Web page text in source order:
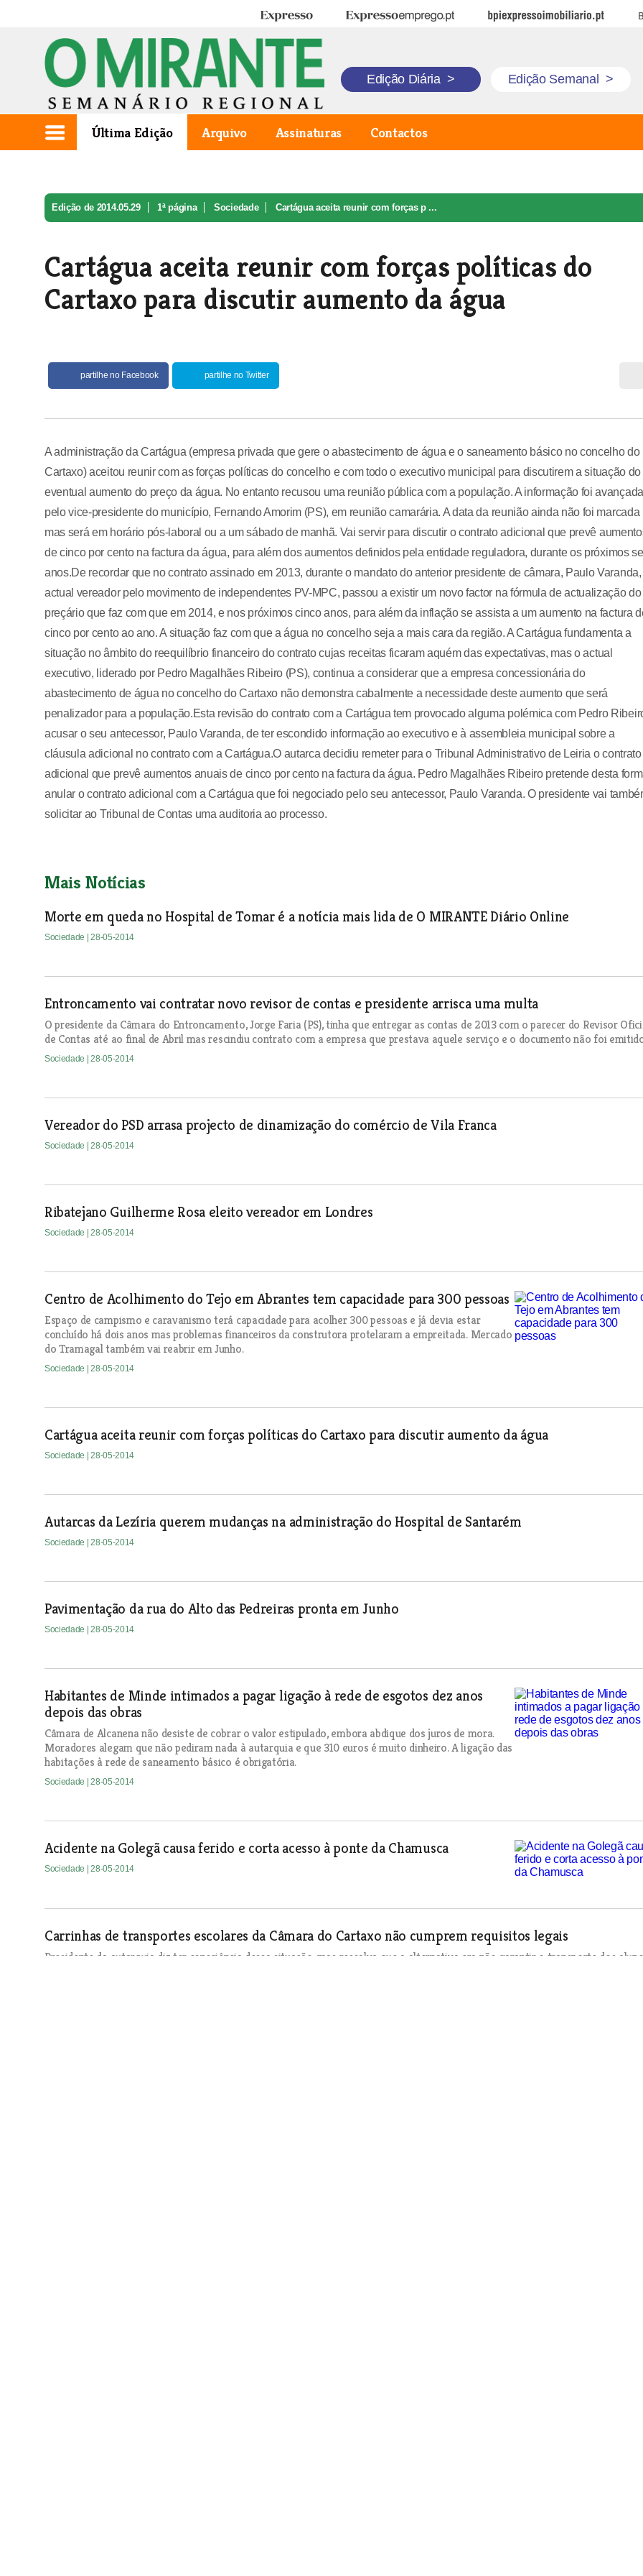
Expresso Expresso Emprego BPI Expresso Imobiliário
Edição Diária > Edição Semanal >
Última Edição Arquivo Assinaturas Contactos
Edição de 2014.05.29 1ª página Sociedade Cartágua aceita reunir com forças p ...
Cartágua aceita reunir com forças políticas do
Cartaxo para discutir aumento da água
partilhe no Facebook partilhe no Twitter
A administração da Cartágua (empresa privada que gere o abastecimento de água e o saneamento básico no concelho do
Cartaxo) aceitou reunir com as forças políticas do concelho e com todo o executivo municipal para discutirem a situação do
eventual aumento do preço da água. No entanto recusou uma reunião pública com a população. A informação foi avançada
pelo vice-presidente do município, Fernando Amorim (PS), em reunião camarária. A data da reunião ainda não foi marcada
mas será em horário pós-laboral ou a um sábado de manhã. Vai servir para discutir o contrato adicional que prevê
de cinco por cento na factura da água, para além dos aumentos definidos pela entidade reguladora, durante os próximos
anos.De recordar que no contrato assinado em 2013, durante o mandato do anterior presidente de câmara, Paulo Varanda,
actual vereador pelo movimento de independentes PV-MPC, passou a existir um novo factor na fórmula de actualização do
preçário que faz com que em 2014, e nos próximos cinco anos, para além da inflação se assista a um aumento na factura
cinco por cento ao ano. A situação faz com que a água no concelho seja a mais cara da região. A Cartágua fundamenta a
situação no âmbito do reequilíbrio financeiro do contrato cujas receitas ficaram aquém das expectativas, mas o actual
executivo, liderado por Pedro Magalhães Ribeiro (PS), continua a considerar que a empresa concessionária do
abastecimento de água no concelho do Cartaxo não demonstra cabalmente a necessidade deste aumento que será
penalizador para a população.Esta revisão do contrato com a Cartágua tem provocado alguma polémica com Pedro
acusar o seu antecessor, Paulo Varanda, de ter escondido informação ao executivo e à assembleia municipal sobre a
cláusula adicional no contrato com a Cartágua.O autarca decidiu remeter para o Tribunal Administrativo de Leiria o contrato
adicional que prevê aumentos anuais de cinco por cento na factura da água. Pedro Magalhães Ribeiro pretende desta
anular o contrato adicional com a Cartágua que foi negociado pelo seu antecessor, Paulo Varanda. O presidente vai
solicitar ao Tribunal de Contas uma auditoria ao processo.
Mais Notícias
Morte em queda no Hospital de Tomar é a notícia mais lida de O MIRANTE Diário Online
Sociedade | 28-05-2014
Entroncamento vai contratar novo revisor de contas e presidente arrisca uma multa
O presidente da Câmara do Entroncamento, Jorge Faria (PS), tinha que entregar as contas de 2013 com o parecer do Revisor
de Contas até ao final de Abril mas rescindiu contrato com a empresa que prestava aquele serviço e o documento não foi
Sociedade | 28-05-2014
Vereador do PSD arrasa projecto de dinamização do comércio de Vila Franca
Sociedade | 28-05-2014
Ribatejano Guilherme Rosa eleito vereador em Londres
Sociedade | 28-05-2014
Centro de Acolhimento do Tejo em Abrantes tem capacidade para 300 pessoas
Espaço de campismo e caravanismo terá capacidade para acolher 300 pessoas e já devia estar
concluído há dois anos mas problemas financeiros da construtora protelaram a empreitada. Mercado
do Tramagal também vai reabrir em Junho.
Sociedade | 28-05-2014
Cartágua aceita reunir com forças políticas do Cartaxo para discutir aumento da água
Sociedade | 28-05-2014
Autarcas da Lezíria querem mudanças na administração do Hospital de Santarém
Sociedade | 28-05-2014
Pavimentação da rua do Alto das Pedreiras pronta em Junho
Sociedade | 28-05-2014
Habitantes de Minde intimados a pagar ligação à rede de esgotos dez anos
depois das obras
Câmara de Alcanena não desiste de cobrar o valor estipulado, embora abdique dos juros de mora.
Moradores alegam que não pediram nada à autarquia e que 310 euros é muito dinheiro. A ligação das
habitações à rede de saneamento básico é obrigatória.
Sociedade | 28-05-2014
Acidente na Golegã causa ferido e corta acesso à ponte da Chamusca
Sociedade | 28-05-2014
Carrinhas de transportes escolares da Câmara do Cartaxo não cumprem requisitos legais
Presidente da autarquia diz ter consciência dessa situação, mas ressalva que a alternativa era não garantir o transporte dos